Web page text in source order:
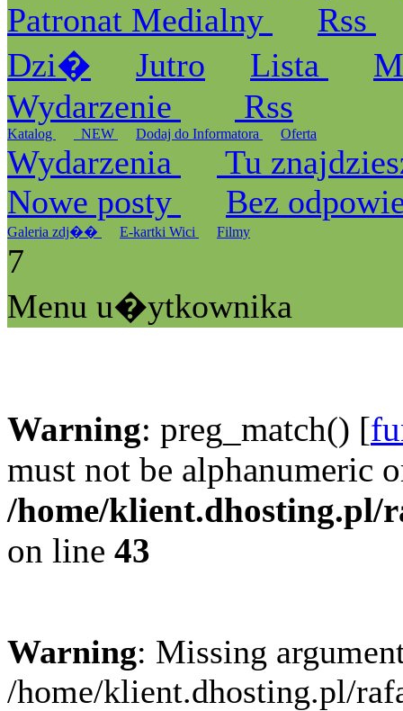
Patronat Medialny
Rss
Dzi�
Jutro Lista
Wydarzenie
Rss
Katalog _NEW Dodaj do Informatora Oferta
Wydarzenia
Tu
Nowe posty
Bez
Galeria zdj�� E-kartki Wici Filmy
7
Menu u�ytkownika
Warning: preg_match() [
must not be alphanumeric
/home/klient.dhosting.pl/
on line 43
Warning: Missing
/home/klient.dhosting.pl/